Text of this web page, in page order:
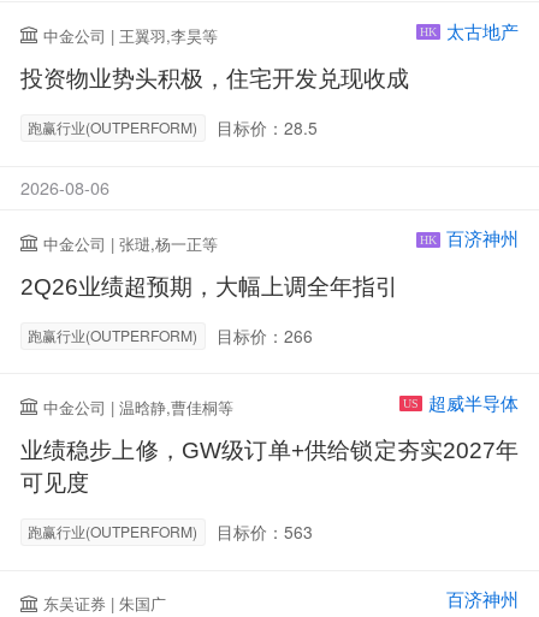
中金公司 | 王翼羽,李昊等 HK 太古地产
投资物业势头积极，住宅开发兑现收成
跑赢行业(OUTPERFORM) 目标价：28.5
2026-08-06
中金公司 | 张琎,杨一正等 HK 百济神州
2Q26业绩超预期，大幅上调全年指引
跑赢行业(OUTPERFORM) 目标价：266
中金公司 | 温晗静,曹佳桐等 US 超威半导体
业绩稳步上修，GW级订单+供给锁定夯实2027年
可见度
跑赢行业(OUTPERFORM) 目标价：563
东吴证券 | 朱国广 百济神州